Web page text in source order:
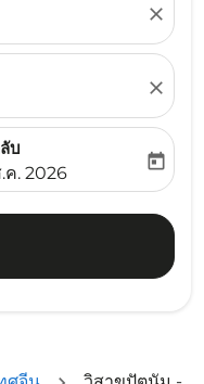
close
close
label
บ
return-date-
.ค. 2026
today